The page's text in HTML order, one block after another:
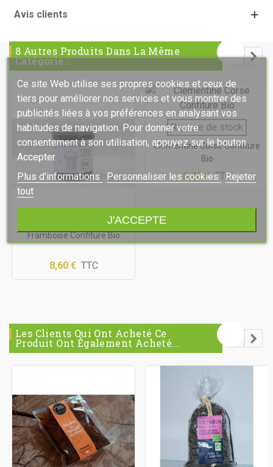
Avis clients
8 Autres Produits Dans La Même
Catégorie :
Framboise Confiture Bio
8,60 € TTC
Rupture de stock
Clementine Corse Confiture
Bio
8,00 € TTC
Les Clients Qui Ont Acheté Ce
Produit Ont Également Acheté...
Ce site Web utilise ses propres cookies et ceux de
tiers pour améliorer nos services et vous montrer des
publicités liées à vos préférences en analysant vos
habitudes de navigation. Pour donner votre
consentement à son utilisation, appuyez sur le bouton
Accepter.
Plus d'informations
Personnaliser les cookies Rejeter
tout
J'ACCEPTE